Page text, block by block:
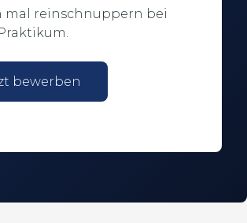
mal reinschnuppern bei
bewerben